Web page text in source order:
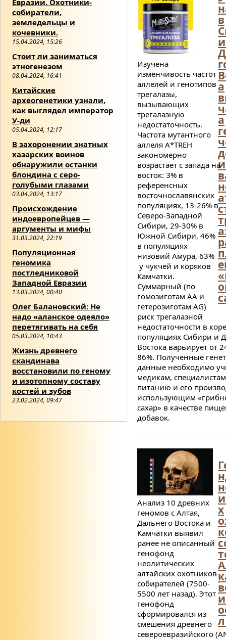
собиратели,
земледельцы и
кочевники.
15.04.2024, 15:26
Стоит ли заниматься
этногенезом
08.04.2024, 16:41
Китайские
археогенетики узнали,
как выглядел император
У-ди
05.04.2024, 12:17
В захоронении знатных
хазарских воинов
обнаружили останки
блондина с серо-
голубыми глазами
03.04.2024, 13:17
Происхождение
индоевропейцев —
аргументы и мифы
31.03.2024, 22:19
Популяционная
геномика
постледниковой
Западной Евразии
13.03.2024, 00:40
Олег Балановский: Не
надо «аланское одеяло»
перетягивать на себя
05.03.2024, 10:43
Жизнь древнего
скандинава
восстановили по геному
и изотопному составу
костей и зубов
23.02.2024, 09:47
в
а
а
Изучена
изменчивость частот
аллелей и генотипов
трегалазы,
вызывающих
трегалазную
недостаточность.
Частота мутантного
аллеля A*TREH
закономерно
возрастает с запада на
восток: 3% в
референсных
восточнославянских
популяциях, 13-26% в
Северо-Западной
Сибири, 29-30% в
Южной Сибири, 46%
в популяциях
низовий Амура, 63%
у чукчей и коряков
Камчатки.
Суммарный (по
гомозиготам АА и
гетерозиготам АG)
риск трегалазной
недостаточности в
популяциях Сибири и
Востока варьирует от
86%. Полученные
данные необходимо
медикам,
питанию и его
использующим
сахар» в качестве
добавок.
х
Анализ 10 древних
геномов с Алтая,
Дальнего Востока и
Камчатки выявил
ранее не описанный
генофонд
неолитических
алтайских охотников-
собирателей (7500-
5500 лет назад). Этот
генофонд
сформировался из
смешения древнего
североевразийского (